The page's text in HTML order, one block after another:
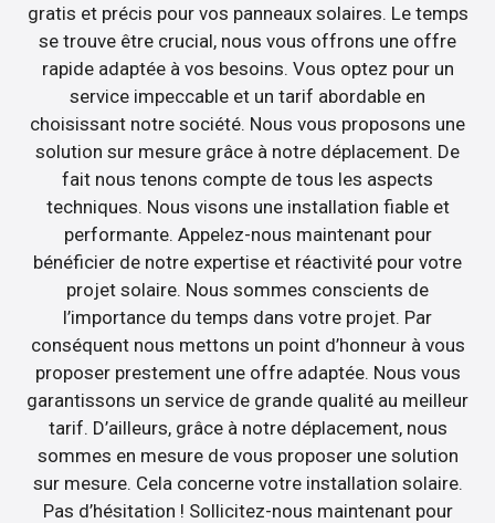
gratis et précis pour vos panneaux solaires. Le temps
se trouve être crucial, nous vous offrons une offre
rapide adaptée à vos besoins. Vous optez pour un
service impeccable et un tarif abordable en
choisissant notre société. Nous vous proposons une
solution sur mesure grâce à notre déplacement. De
fait nous tenons compte de tous les aspects
techniques. Nous visons une installation fiable et
performante. Appelez-nous maintenant pour
bénéficier de notre expertise et réactivité pour votre
projet solaire. Nous sommes conscients de
l’importance du temps dans votre projet. Par
conséquent nous mettons un point d’honneur à vous
proposer prestement une offre adaptée. Nous vous
garantissons un service de grande qualité au meilleur
tarif. D’ailleurs, grâce à notre déplacement, nous
sommes en mesure de vous proposer une solution
sur mesure. Cela concerne votre installation solaire.
Pas d’hésitation ! Sollicitez-nous maintenant pour